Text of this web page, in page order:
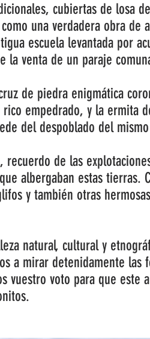
cubiertas de losa
una verdadera obra de
escuela levantada por
la venta de un paraje
de piedra enigmática
empedrado, y la ermita
del despoblado del
de las
albergaban estas tierras.
y también otras
natural, cultural y
a mirar detenidamente las
voto para que este